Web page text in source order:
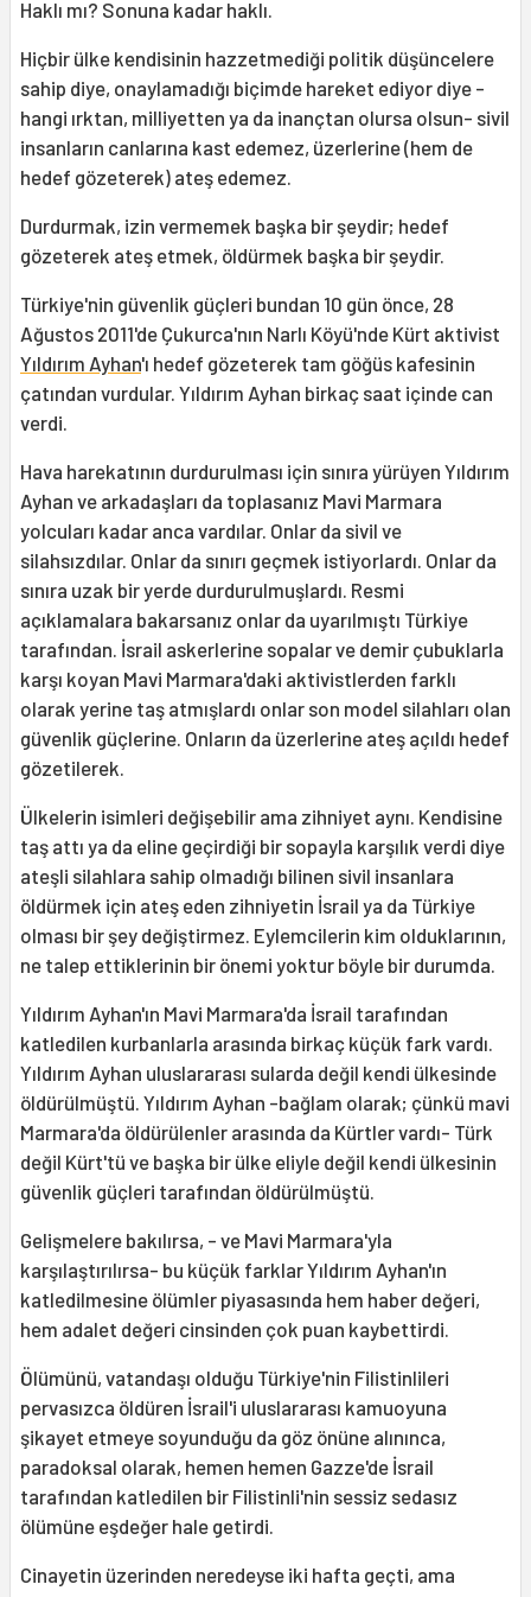
Haklı mı? Sonuna kadar haklı.
Hiçbir ülke kendisinin hazzetmediği politik düşüncelere
sahip diye, onaylamadığı biçimde hareket ediyor diye -
hangi ırktan, milliyetten ya da inançtan olursa olsun- sivil
insanların canlarına kast edemez, üzerlerine (hem de
hedef gözeterek) ateş edemez.
Durdurmak, izin vermemek başka bir şeydir; hedef
gözeterek ateş etmek, öldürmek başka bir şeydir.
Türkiye'nin güvenlik güçleri bundan 10 gün önce, 28
Ağustos 2011'de Çukurca'nın Narlı Köyü'nde Kürt aktivist
Yıldırım Ayhan'ı hedef gözeterek tam göğüs kafesinin
çatından vurdular. Yıldırım Ayhan birkaç saat içinde can
verdi.
Hava harekatının durdurulması için sınıra yürüyen Yıldırım
Ayhan ve arkadaşları da toplasanız Mavi Marmara
yolcuları kadar anca vardılar. Onlar da sivil ve
silahsızdılar. Onlar da sınırı geçmek istiyorlardı. Onlar da
sınıra uzak bir yerde durdurulmuşlardı. Resmi
açıklamalara bakarsanız onlar da uyarılmıştı Türkiye
tarafından. İsrail askerlerine sopalar ve demir çubuklarla
karşı koyan Mavi Marmara'daki aktivistlerden farklı
olarak yerine taş atmışlardı onlar son model silahları olan
güvenlik güçlerine. Onların da üzerlerine ateş açıldı hedef
gözetilerek.
Ülkelerin isimleri değişebilir ama zihniyet aynı. Kendisine
taş attı ya da eline geçirdiği bir sopayla karşılık verdi diye
ateşli silahlara sahip olmadığı bilinen sivil insanlara
öldürmek için ateş eden zihniyetin İsrail ya da Türkiye
olması bir şey değiştirmez. Eylemcilerin kim olduklarının,
ne talep ettiklerinin bir önemi yoktur böyle bir durumda.
Yıldırım Ayhan'ın Mavi Marmara'da İsrail tarafından
katledilen kurbanlarla arasında birkaç küçük fark vardı.
Yıldırım Ayhan uluslararası sularda değil kendi ülkesinde
öldürülmüştü. Yıldırım Ayhan -bağlam olarak; çünkü mavi
Marmara'da öldürülenler arasında da Kürtler vardı- Türk
değil Kürt'tü ve başka bir ülke eliyle değil kendi ülkesinin
güvenlik güçleri tarafından öldürülmüştü.
Gelişmelere bakılırsa, - ve Mavi Marmara'yla
karşılaştırılırsa- bu küçük farklar Yıldırım Ayhan'ın
katledilmesine ölümler piyasasında hem haber değeri,
hem adalet değeri cinsinden çok puan kaybettirdi.
Ölümünü, vatandaşı olduğu Türkiye'nin Filistinlileri
pervasızca öldüren İsrail'i uluslararası kamuoyuna
şikayet etmeye soyunduğu da göz önüne alınınca,
paradoksal olarak, hemen hemen Gazze'de İsrail
tarafından katledilen bir Filistinli'nin sessiz sedasız
ölümüne eşdeğer hale getirdi.
Cinayetin üzerinden neredeyse iki hafta geçti, ama